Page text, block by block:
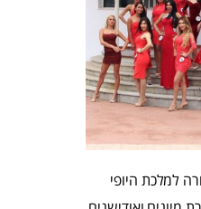
ים, נבחרה למלכת היופי